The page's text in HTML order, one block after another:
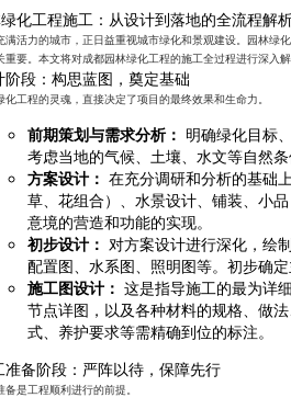
化工程施工：从设计到落地的全流程解
满活力的城市，正日益重视城市绿化和景观建设。园林
重要。本文将对成都园林绿化工程的施工全过程进行深入解
阶段：构思蓝图，奠定基础
化工程的灵魂，直接决定了项目的最终效果和生命力。
前期策划与需求分析： 明确绿化目标
考虑当地的气候、土壤、水文等自然条
方案设计： 在充分调研和分析的基础
草、花组合）、水景设计、铺装、小
意境的营造和功能的实现。
初步设计： 对方案设计进行深化，绘
配置图、水系图、照明图等。初步确定
施工图设计： 这是指导施工的最为详
节点详图，以及各种材料的规格、做
式、养护要求等需精确到位的标注。
准备阶段：严阵以待，保障先行
是工程顺利进行的前提。